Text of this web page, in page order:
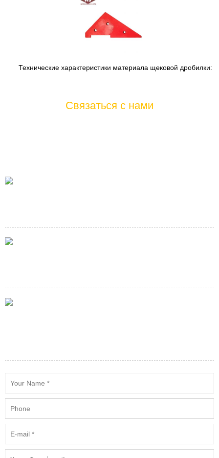
Технические характеристики материала щековой дробилки:
Связаться с нами